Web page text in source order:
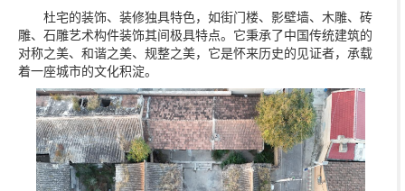
杜宅的装饰、装修独具特色，如街门楼、影壁墙、木雕、砖
雕、石雕艺术构件装饰其间极具特点。它秉承了中国传统建筑的
对称之美、和谐之美、规整之美，它是怀来历史的见证者，承载
着一座城市的文化积淀。